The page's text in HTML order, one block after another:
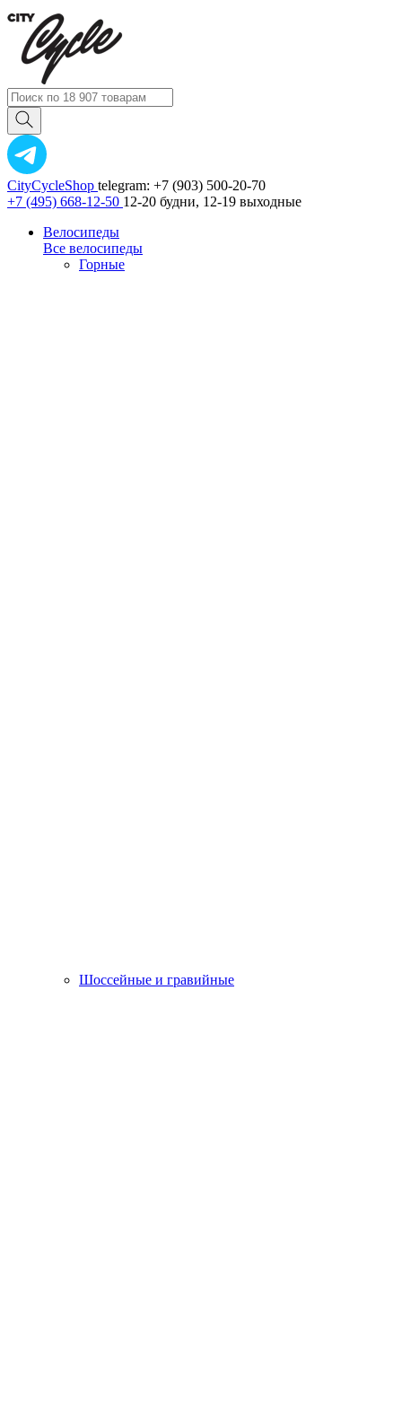
CityCycleShop telegram: +7 (903) 500-20-70
+7 (495) 668-12-50 12-20 будни, 12-19 выходные
Велосипеды
Все велосипеды
Горные
Шоссейные и гравийные